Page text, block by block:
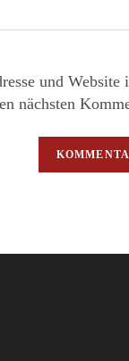
und Website
nächsten